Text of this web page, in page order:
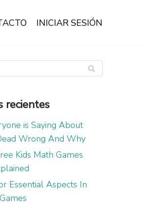
INICIAR SESIÓN
recientes
is Saying About
Wrong And Why
Kids Math Games
Essential Aspects In